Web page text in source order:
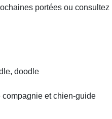
portées ou consultez
doodle
et chien-guide